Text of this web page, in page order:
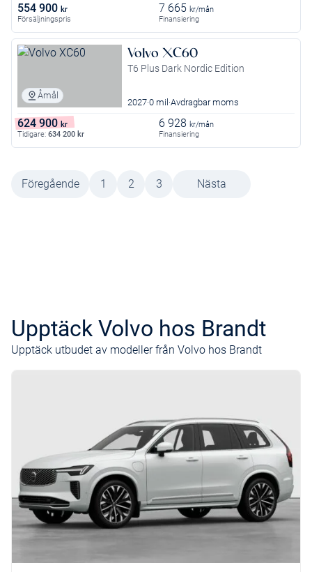
554 900 kr
Försäljningspris
7 665 kr/mån
Finansiering
Åmål
Volvo XC60
T6 Plus Dark Nordic Edition
2027 0 mil Avdragbar moms
624 900 kr
Tidigare: 634 200 kr
6 928 kr/mån
Finansiering
Föregående 1 2 3 Nästa
Upptäck Volvo hos Brandt
Upptäck utbudet av modeller från Volvo hos Brandt